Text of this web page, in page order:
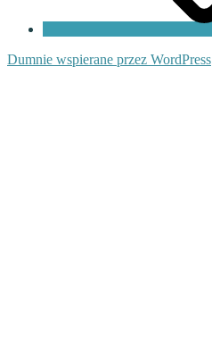
Dumnie wspierane przez WordPress